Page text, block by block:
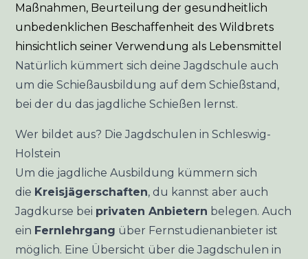
Maßnahmen, Beurteilung der gesundheitlich
unbedenklichen Beschaffenheit des Wildbrets
hinsichtlich seiner Verwendung als Lebensmittel
Natürlich kümmert sich deine Jagdschule auch
um die Schießausbildung auf dem Schießstand,
bei der du das jagdliche Schießen lernst.
Wer bildet aus? Die Jagdschulen in Schleswig-
Holstein
Um die jagdliche Ausbildung kümmern sich
die Kreisjägerschaften, du kannst aber auch
Jagdkurse bei privaten Anbietern belegen. Auch
ein Fernlehrgang über Fernstudienanbieter ist
möglich. Eine Übersicht über die Jagdschulen in